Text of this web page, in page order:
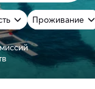
Проживание